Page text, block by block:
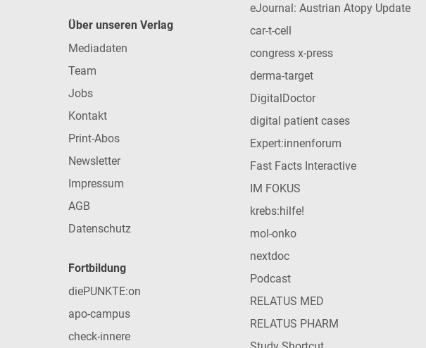
Über unseren Verlag
Mediadaten
Team
Jobs
Kontakt
Print-Abos
Newsletter
Impressum
AGB
Datenschutz
Fortbildung
diePUNKTE:on
apo-campus
check-innere
eJournal: Austrian Atopy Update
car-t-cell
congress x-press
derma-target
DigitalDoctor
digital patient cases
Expert:innenforum
Fast Facts Interactive
IM FOKUS
krebs:hilfe!
mol-onko
nextdoc
Podcast
RELATUS MED
RELATUS PHARM